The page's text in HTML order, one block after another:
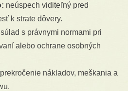
neúspech viditeľný pred
k strate dôvery.
s právnymi normami pri
alebo ochrane osobných
prekročenie nákladov, meškania a